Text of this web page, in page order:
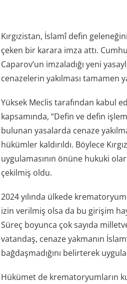
Kırgızistan, İslamî defin
çeken bir karara imza attı.
Caparov’un imzaladığı yeni
cenazelerin yakılması tamamen
Yüksek Meclis tarafından kabul
kapsamında, “Defin ve defin
bulunan yasalarda cenaze
hükümler kaldırıldı. Böylece
uygulamasının önüne hukuki
çekilmiş oldu.
2024 yılında ülkede
izin verilmiş olsa da bu girişim
Süreç boyunca çok sayıda
vatandaş, cenaze yakmanın
bağdaşmadığını belirterek
Hükümet de krematoryumların